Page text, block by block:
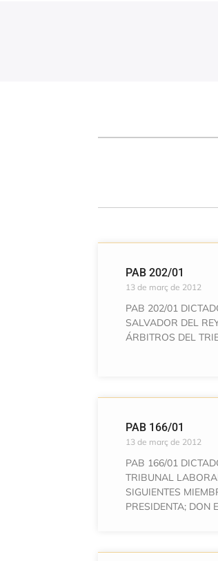
PAB 202/01
13 de març de 2012
PAB 202/01
SALVADOR DEL
ÁRBITROS DEL
PAB 166/01
13 de març de 2012
PAB 166/01
TRIBUNAL
SIGUIENTES
PRESIDENTA; DON